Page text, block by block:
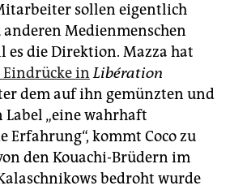
sollen eigentlich
Medienmenschen
es die Direktion. Mazza hat
in Libération
dem auf ihn gemünzten und
„eine wahrhaft
Erfahrung“, kommt Coco zu
den Kouachi-Brüdern im
bedroht wurde